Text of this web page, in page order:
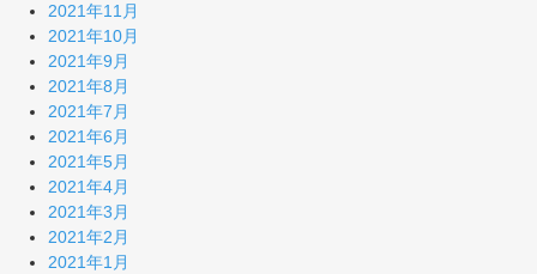
2021年11月
2021年10月
2021年9月
2021年8月
2021年7月
2021年6月
2021年5月
2021年4月
2021年3月
2021年2月
2021年1月